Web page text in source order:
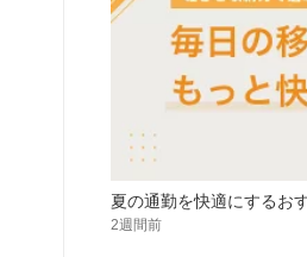
夏の通勤を快適にするお
2週間前